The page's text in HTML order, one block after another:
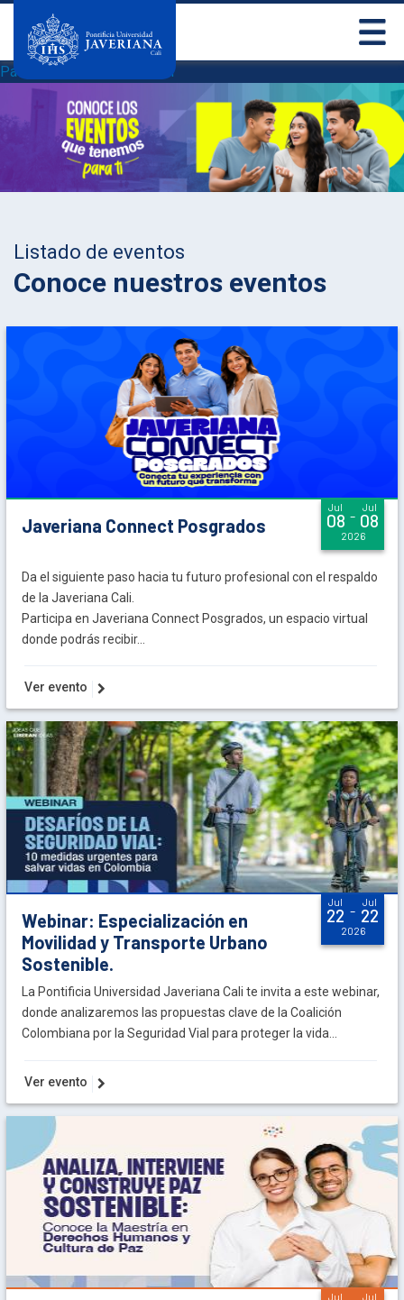
Pasar al contenido principal
Listado de eventos
Conoce nuestros eventos
Javeriana Connect Posgrados
Jul
08 - Jul
08
2026
Da el siguiente paso hacia tu futuro profesional con el respaldo
de la Javeriana Cali.
Participa en Javeriana Connect Posgrados, un espacio virtual
donde podrás recibir...
Ver evento
Webinar: Especialización en
Movilidad y Transporte Urbano
Sostenible.
Jul
22 - Jul
22
2026
La Pontificia Universidad Javeriana Cali te invita a este webinar,
donde analizaremos las propuestas clave de la Coalición
Colombiana por la Seguridad Vial para proteger la vida...
Ver evento
Jul Jul